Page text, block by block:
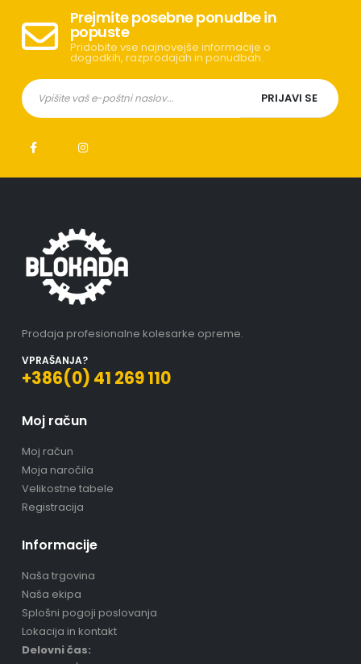
Prejmite posebne ponudbe in
popuste
Pridobite vse najnovejše informacije o
dogodkih, razprodajah in ponudbah.
Prodaja profesionalne kolesarke opreme.
VPRAŠANJA?
+386(0) 41 269 110
Moj račun
Moj račun
Moja naročila
Velikostne tabele
Registracija
Informacije
Naša trgovina
Naša ekipa
Splošni pogoji poslovanja
Lokacija in kontakt
Delovni čas: